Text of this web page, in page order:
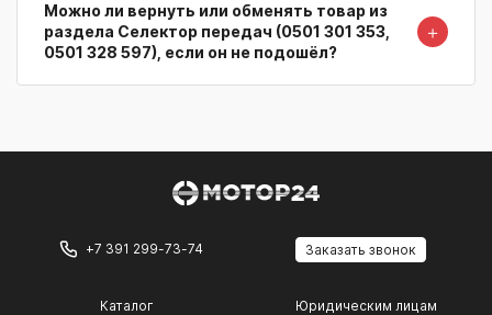
Можно ли вернуть или обменять товар из
раздела Селектор передач (0501 301 353,
0501 328 597), если он не подошёл?
＋
+7 391 299-73-74 Заказать звонок
Каталог Юридическим лицам